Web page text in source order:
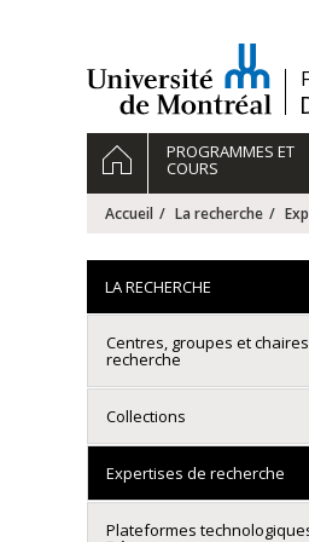
/
Navigation
principale
ACCUEILPROGRAMMES ET
COURS
Accueil La recherche
LA RECHERCHE
Centres, groupes et
recherche
Collections
Expertises de recherche
Plateformes